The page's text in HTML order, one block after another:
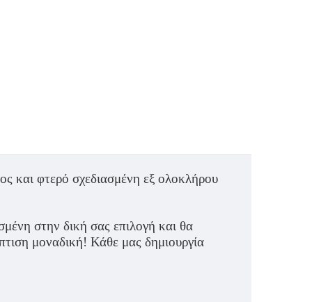
και φτερό σχεδιασμένη εξ ολοκλήρου
στην δική σας επιλογή και θα
μοναδική! Κάθε μας δημιουργία